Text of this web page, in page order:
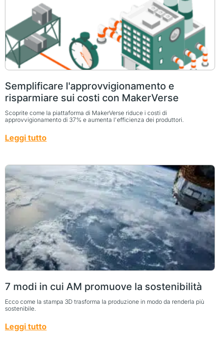
Semplificare l'approvvigionamento e
risparmiare sui costi con MakerVerse
Scoprite come la piattaforma di MakerVerse riduce i costi di
approvvigionamento di 37% e aumenta l'efficienza dei produttori.
Leggi tutto
7 modi in cui AM promuove la sostenibilità
Ecco come la stampa 3D trasforma la produzione in modo da renderla più
sostenibile.
Leggi tutto